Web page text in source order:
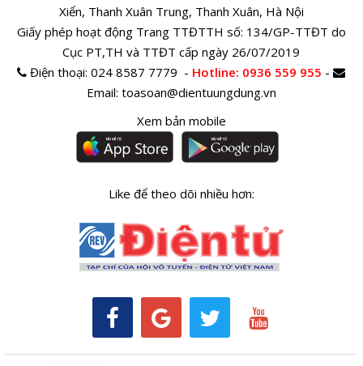
Xiển, Thanh Xuân Trung, Thanh Xuân, Hà Nội
Giấy phép hoạt động Trang TTĐTTH số: 134/GP-TTĐT do
Cục PT,TH và TTĐT cấp ngày 26/07/2019
Điện thoại:024 8587 7779 - Hotline: 0936 559 955 -
Email: toasoan@dientuungdung.vn
Xem bản mobile
Like để theo dõi nhiều hơn: